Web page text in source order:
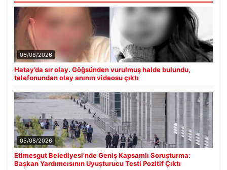
06/08/2026
Hatay’da sır olay. Göğsünden vurulmuş halde bulundu,
telefonundan olay anının videosu çıktı
05/08/2026
Etimesgut Belediyesi’nde Geniş Kapsamlı Soruşturma:
Başkan Yardımcısının Uyuşturucu Testi Pozitif Çıktı